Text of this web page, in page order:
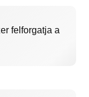
felforgatja a